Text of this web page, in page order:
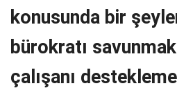
konusunda bir
bürokratı
çalışanı